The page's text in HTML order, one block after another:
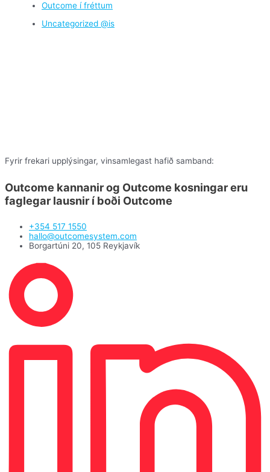
Outcome í fréttum
Uncategorized @is
Fyrir frekari upplýsingar, vinsamlegast hafið samband:
Outcome kannanirog Outcome kosningareru
faglegar lausnir í boði Outcome
+354 517 1550
hallo@outcomesystem.com
Borgartúni 20, 105 Reykjavík